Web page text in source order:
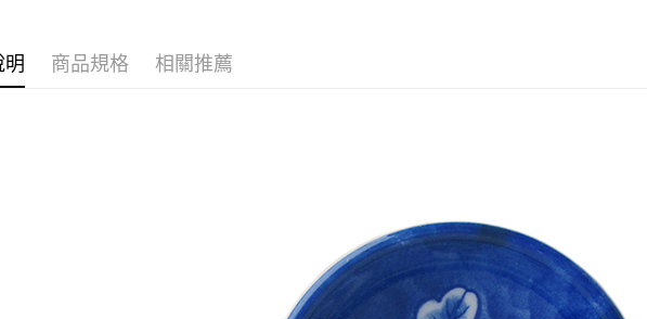
明 商品規格 相關推薦